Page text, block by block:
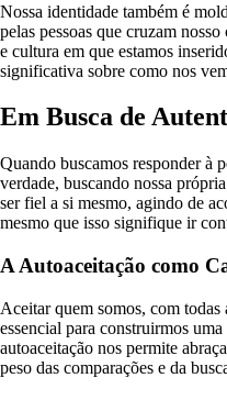
Nossa identidade também é
pelas pessoas que cruzam
e cultura em que estamos
significativa sobre como nos
Em Busca de
Quando buscamos responder à
verdade, buscando nossa
ser fiel a si mesmo, agindo de
mesmo que isso signifique ir
A Autoaceitação como
Aceitar quem somos, com todas
essencial para construirmos
autoaceitação nos permite
peso das comparações e da